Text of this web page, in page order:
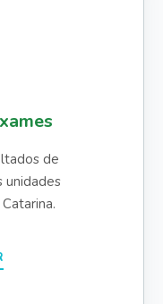
de
unidades